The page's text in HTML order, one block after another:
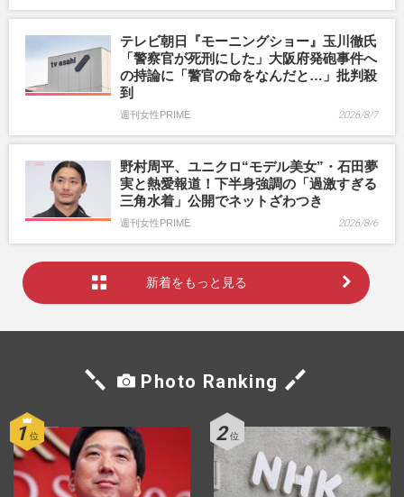
テレビ朝日『モーニングショー』玉川徹氏
「警察官が死刑にした」大阪府発砲事件へ
の持論に「警官の命をなんだと…」批判殺
到
週刊女性PRIME 2026/8/7
野村周平、ユニクロ“モデル美女”・石田夢
実と熱愛報道！下半身強調の「過激すぎる
三角水着」公開でネットざわつき
週刊女性PRIME 2026/8/6
新着をもっと見る
Photo Ranking